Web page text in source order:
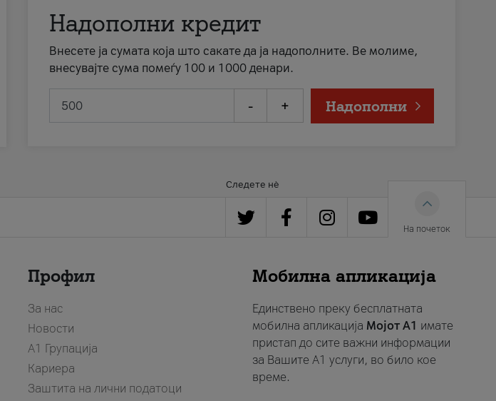
Надополни кредит
Внесете ја сумата која што сакате да ја надополните. Ве молиме,
внесувајте сума помеѓу 100 и 1000 денари.
- + Надополни
Следете нè
На почеток
Профил
За нас
Новости
А1 Групација
Кариера
Заштита на лични податоци
Мобилна апликација
Единствено преку бесплатната
мобилна апликација Мојот A1 имате
пристап до сите важни информации
за Вашите A1 услуги, во било кое
време.